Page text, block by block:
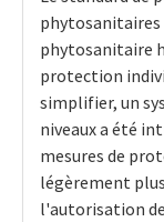
phytosanitaires
phytosanitaire
protection
simplifier, un
niveaux a été
mesures de
légèrement
l'autorisation de